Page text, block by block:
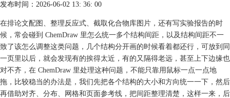
发布时间：2026-06-02 13: 36: 00
在排论文配图、整理反应式、截取化合物库图片，还有写实验报告的时
候，常会碰到 ChemDraw 里怎么统一多个结构间距，以及结构间距不一
致了该怎么调整这类问题，几个结构分开画的时候看着都还行，可放到同
一页里以后，就会发现有的挨得太近，有的又隔得老远，甚至上下边缘也
对不齐，在 ChemDraw 里处理这种问题，不能只靠用鼠标一点一点地
拖，比较稳当的办法是，我们先把各个结构的大小和方向统一一下，然后
再借助对齐、分布、网格和页面参考线，把间距整理清楚，这样一来，后